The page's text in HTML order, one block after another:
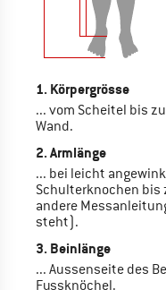
1. Körpergrösse
... vom Scheitel bis
Wand.
2. Armlänge
... bei leicht
Schulterknochen bis
andere
steht).
3. Beinlänge
... Aussenseite des
Fussknöchel.